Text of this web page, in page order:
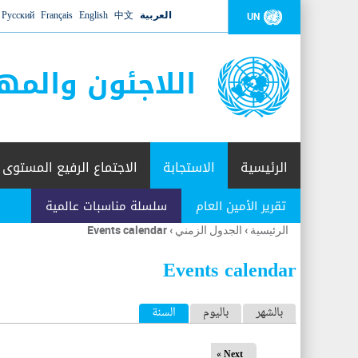
UN العربية 中文
English
Français
Русский
اللاجئون
الرئيسية الاستجابة
تقرير الأمين العام سلسلة مناسبات عالمية
الاجتماع الرفيع المستوى
أنت
هنا
الرئيسية › الجدول الزمني ›
Events calendar
Events calendar
ا بالشهر باليوم السنة (علامة التبويب النشطة)